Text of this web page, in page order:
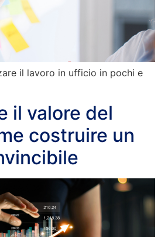
il lavoro in ufficio in pochi e
il valore del
costruire un